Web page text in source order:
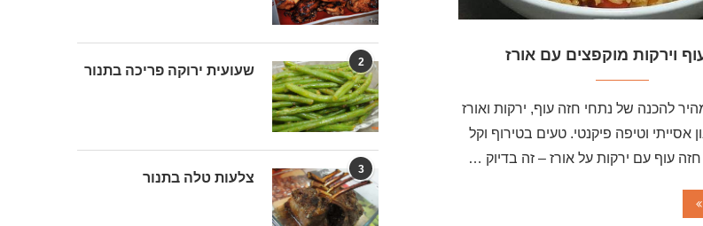
וירקות מוקפצים עם אורז
להכנה של נתחי חזה עוף, ירקות ואורז
אסייתי וטיפה פיקנטי. טעים בטירוף וקל
עוף עם ירקות על אורז – זה בדיוק …
2
שעועית ירוקה פריכה בתנור
3
צלעות טלה בתנור